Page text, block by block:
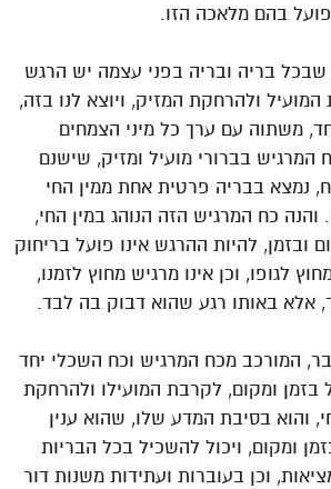
בהם מלאכה הזו.
שבכל בריה ובריה בפני עצמה יש הרגש
ולהרחקת המזיק, ויוצא לנו בזה,
משתוה עם ערך כל מיני הצמחים
המרגיש בברורי מועיל ומזיק, שישנם
נמצא בבריה פרטית אחת ממין החי
כח המרגיש הזה הנוהג במין החי,
ובזמן, להיות ההרגש אינו פועל בריחוק
לגופו, וכן אינו מרגיש מחוץ לזמנו,
אלא באותו רגע שהוא דבוק בה לבד.
המורכב מכח המרגיש וכח השכלי יחד
בזמן ומקום, לקרבת המועילו ולהרחקת
והוא בסיבת המדע שלו, שהוא ענין
ומקום, ויכול להשכיל בכל הבריות
וכן בעוברות ועתידות משנות דור